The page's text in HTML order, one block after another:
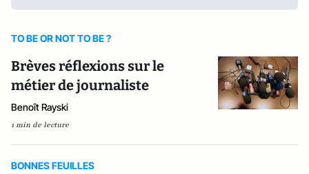
TO BE OR NOT TO BE ?
Brèves réflexions sur le
métier de journaliste
Benoît Rayski
1 min de lecture
BONNES FEUILLES